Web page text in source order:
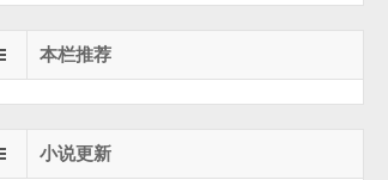
本栏推荐
小说更新